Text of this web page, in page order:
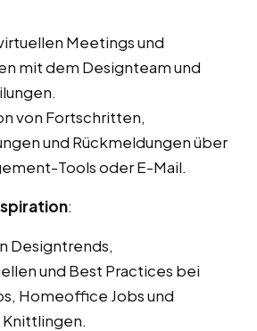
Meetings und
mit dem Designteam und
von Fortschritten,
und Rückmeldungen über
Tools oder E-Mail.
:
Designtrends,
und Best Practices bei
Homeoffice Jobs und